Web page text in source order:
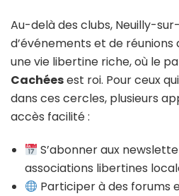
Au-delà des clubs, Neuilly-
d’événements et de
une vie libertine riche, où le
Cachéesest roi. Pour ceux
dans ces cercles, plusieurs
accès facilité :
S’abonner aux
associations libertines
Participer à des forums